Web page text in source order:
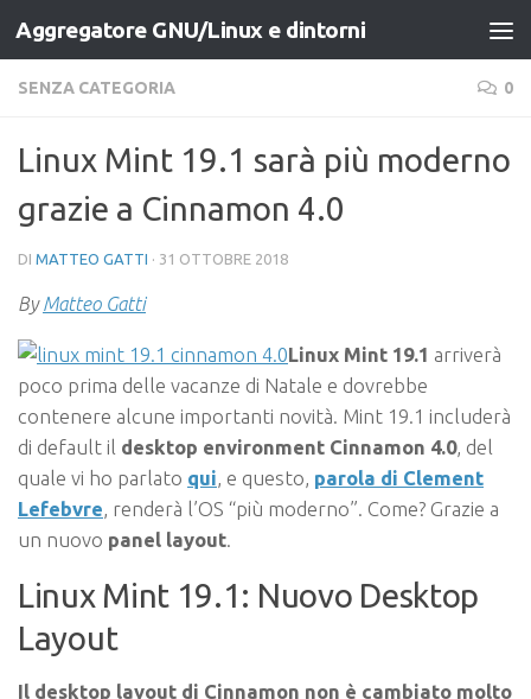
Salta al contenuto
Aggregatore GNU/Linux e dintorni
SENZA CATEGORIA 0
Linux Mint 19.1 sarà più moderno
grazie a Cinnamon 4.0
DI MATTEO GATTI · 31 OTTOBRE 2018
ByMatteo Gatti
Linux Mint 19.1 arriverà
poco prima delle vacanze di Natale e dovrebbe
contenere alcune importanti novità. Mint 19.1 includerà
di default il desktop environment Cinnamon 4.0, del
quale vi ho parlato qui , e questo, parola di Clement
Lefebvre , renderà l’OS “più moderno”. Come? Grazie a
un nuovo panel layout
Linux Mint 19.1: Nuovo Desktop
Layout
Il desktop layout di Cinnamon non è cambiato molto